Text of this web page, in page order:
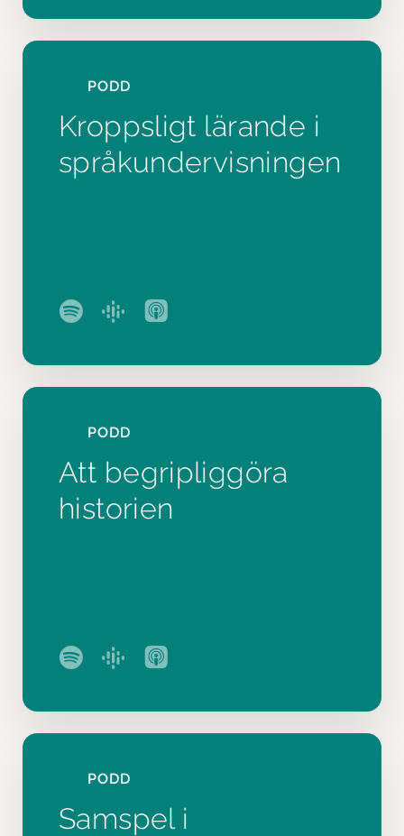
PODD
Kroppsligt lärande i
språkundervisningen
PODD
Att begripliggöra
historien
PODD
Samspel i